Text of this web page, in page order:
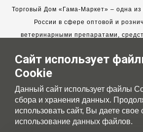
Торговый Дом «Гама-Маркет» – одна
России в сфере оптовой и
ветеринарными препаратами,
Мы работаем с 2005 года. Мы
новых клиентов и всегда
долгосрочные партнерские
Сайт использует
Cookie
Данный сайт использует файлы
сбора и хранения данных.
использовать сайт, Вы даете свое
использование данных файлов.